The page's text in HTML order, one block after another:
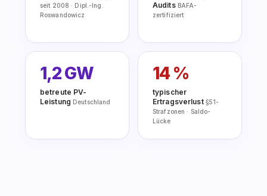
seit 2008 · Dipl.-Ing.
Roswandowicz
Audits BAFA-
zertifiziert
1,2 GW
betreute PV-
Leistung Deutschland
14 %
typischer
Ertragsverlust §51-
Strafzonen · Saldo-
Lücke